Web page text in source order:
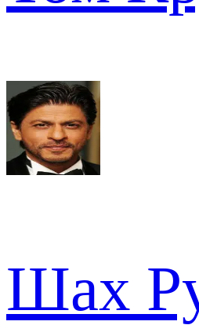
Шах